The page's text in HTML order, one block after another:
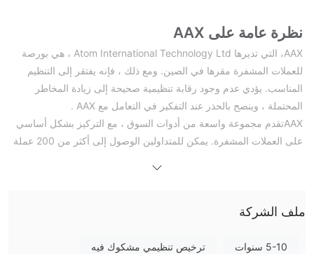
نظرة عامة على AAX
AAX، التي تديرها Atom International Technology Ltd ، هي بورصة
للعملات المشفرة مقرها في الصين. ومع ذلك ، فإنه يفتقر إلى التنظيم
المناسب. يؤدي عدم وجود رقابة تنظيمية صحيحة إلى زيادة المخاطر
المحتملة ، وينصح بالحذر عند التفكير في التعامل مع AAX .
AAXتقدم مجموعة واسعة من أدوات السوق ، مع التركيز بشكل أساسي
على العملات المشفرة. يمكن للمتداولين الوصول إلى أكثر من 200 عملة
المشفرة.
وهناك قيود ومخاطر محتملة. يعتبر خيار التداول لمدة دقيقة واحدة ، على
ملف الشركة
5-10 سنوات ترخيص تنظيمي مشكوك فيه